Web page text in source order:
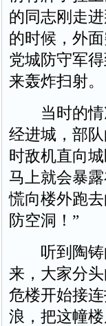
的同志刚走
的时候，外
党城防守军
来轰炸扫射。
当时的情
经进城，部
时敌机直向
马上就会暴
慌向楼外跑
防空洞！”
听到陶铸
来，大家分
危楼开始接
浪，把这幢